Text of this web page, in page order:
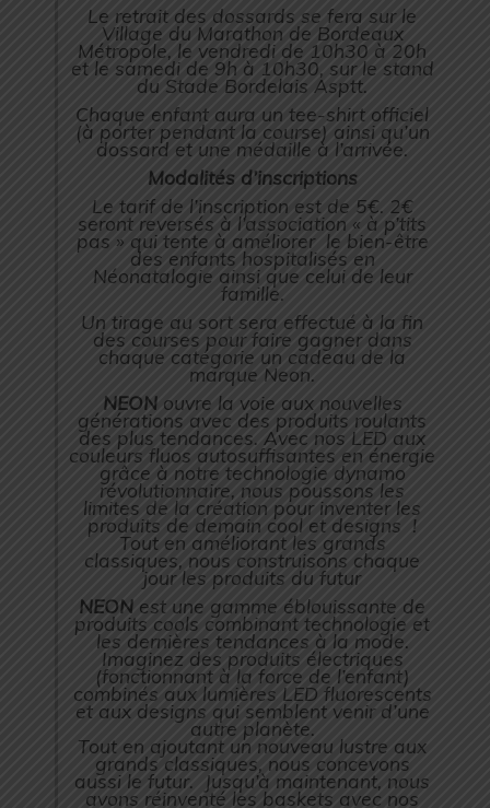
Le retrait des dossards se fera sur le
Village du Marathon de Bordeaux
Métropole, le vendredi de 10h30 à 20h
et le samedi de 9h à 10h30, sur le stand
du Stade Bordelais Asptt.
Chaque enfant aura un tee-shirt officiel
(à porter pendant la course) ainsi qu’un
dossard et une médaille à l’arrivée.
Modalités d’inscriptions
Le tarif de l’inscription est de 5€. 2€
seront reversés à l’association « à p’tits
pas » qui tente à améliorer le bien-être
des enfants hospitalisés en
Néonatalogie ainsi que celui de leur
famille.
Un tirage au sort sera effectué à la fin
des courses pour faire gagner dans
chaque catégorie un cadeau de la
marque Neon.
NEON ouvre la voie aux nouvelles
générations avec des produits roulants
des plus tendances. Avec nos LED aux
couleurs fluos autosuffisantes en énergie
grâce à notre technologie dynamo
révolutionnaire, nous poussons les
limites de la création pour inventer les
produits de demain cool et designs !
Tout en améliorant les grands
classiques, nous construisons chaque
jour les produits du futur
NEON est une gamme éblouissante de
produits cools combinant technologie et
les dernières tendances à la mode.
Imaginez des produits électriques
(fonctionnant à la force de l’enfant)
combinés aux lumières LED fluorescents
et aux designs qui semblent venir d’une
autre planète.
Tout en ajoutant un nouveau lustre aux
grands classiques, nous concevons
aussi le futur. Jusqu’à maintenant, nous
avons réinventé les baskets avec nos